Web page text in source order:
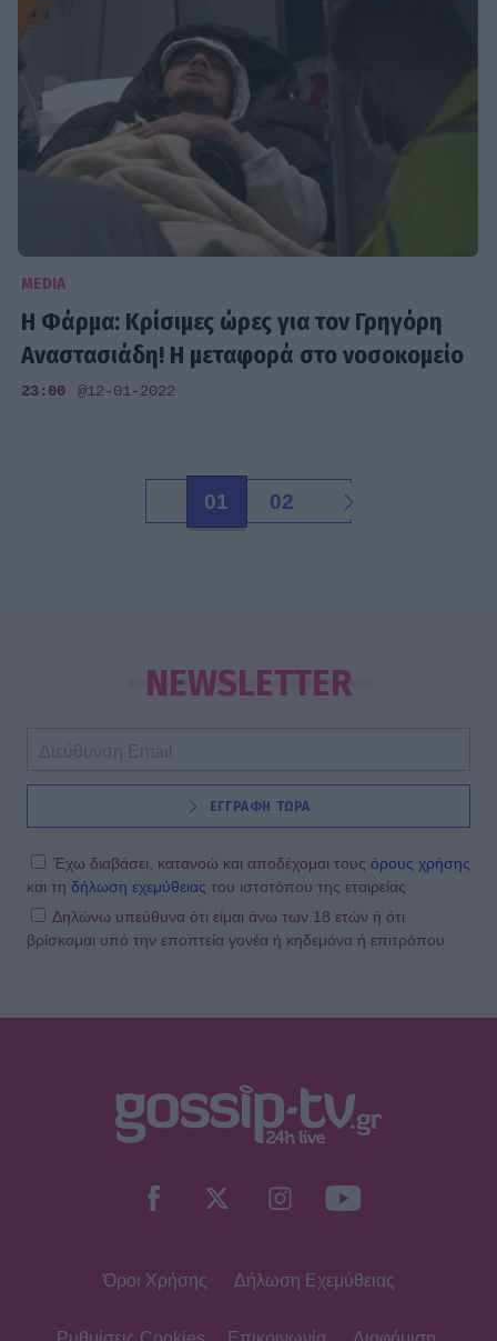
MEDIA
Η Φάρμα: Κρίσιμες ώρες για τον Γρηγόρη
Αναστασιάδη! Η μεταφορά στο νοσοκομείο
23:00 @12-01-2022
01 02
NEWSLETTER
ΕΓΓΡΑΦΗ ΤΩΡΑ
Έχω διαβάσει, κατανοώ και αποδέχομαι τους όρους χρήσης
και τη δήλωση εχεμύθειας του ιστοτόπου της εταιρείας
Δηλώνω υπεύθυνα ότι είμαι άνω των 18 ετών ή ότι
βρίσκομαι υπό την εποπτεία γονέα ή κηδεμόνα ή επιτρόπου
Όροι Χρήσης Δήλωση Εχεμύθειας